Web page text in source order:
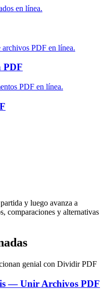
en línea.
PDF en línea.
PDF
PDF en línea.
y luego avanza a
comparaciones y alternativas
genial con Dividir PDF
— Unir Archivos PDF